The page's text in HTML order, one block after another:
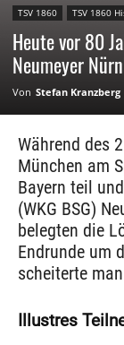
TSV 1860 TSV 1860
Heute vor 80
Neumeyer
Von Stefan Kranzberg
Während des
München am
Bayern teil
(WKG BSG)
belegten die
Endrunde um
scheiterte
Illustres